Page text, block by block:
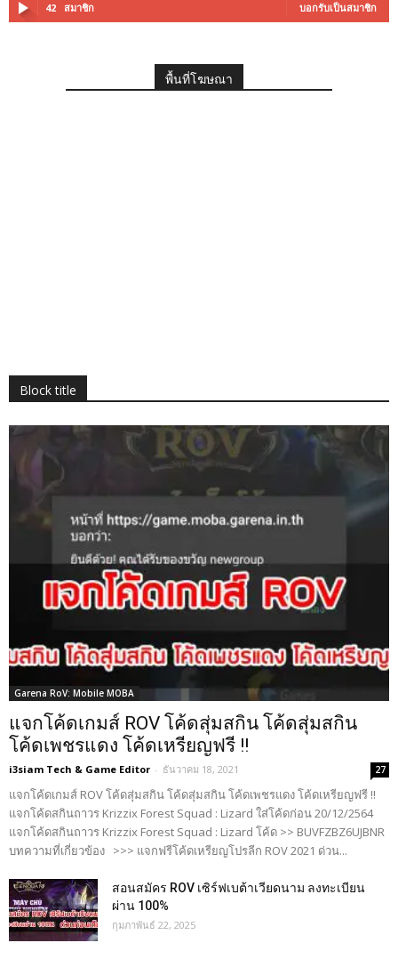
42 สมาชิก บอกรับเป็นสมาชิก
พื้นที่โฆษณา
Block title
Garena RoV: Mobile MOBA
แจกโค้ดเกมส์ ROV โค้ดสุ่มสกิน โค้ดสุ่มสกิน
โค้ดเพชรแดง โค้ดเหรียญฟรี !!
i3siam Tech & Game Editor - ธันวาคม 18, 2021 27
แจกโค้ดเกมส์ ROV โค้ดสุ่มสกิน โค้ดสุ่มสกิน โค้ดเพชรแดง โค้ดเหรียญฟรี !!
แจกโค้ดสกินถาวร Krizzix Forest Squad : Lizard ใส่โค้ดก่อน 20/12/2564
แจกโค้ดสกินถาวร Krizzix Forest Squad : Lizard โค้ด >> BUVFZBZ6UJBNR
บทความที่เกี่ยวข้อง >>> แจกฟรีโค้ดเหรียญโปรลีก ROV 2021 ด่วน...
สอนสมัคร ROV เซิร์ฟเบต้าเวียดนาม ลงทะเบียน
ผ่าน 100%
กุมภาพันธ์ 22, 2025